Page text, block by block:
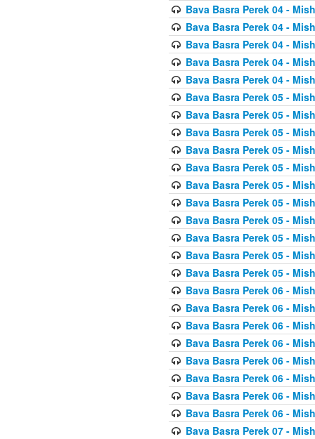
Bava Basra Perek 04 -
Bava Basra Perek 04 -
Bava Basra Perek 04 -
Bava Basra Perek 04 -
Bava Basra Perek 04 -
Bava Basra Perek 05 -
Bava Basra Perek 05 -
Bava Basra Perek 05 -
Bava Basra Perek 05 -
Bava Basra Perek 05 -
Bava Basra Perek 05 -
Bava Basra Perek 05 -
Bava Basra Perek 05 -
Bava Basra Perek 05 -
Bava Basra Perek 05 -
Bava Basra Perek 05 -
Bava Basra Perek 06 -
Bava Basra Perek 06 -
Bava Basra Perek 06 -
Bava Basra Perek 06 -
Bava Basra Perek 06 -
Bava Basra Perek 06 -
Bava Basra Perek 06 -
Bava Basra Perek 06 -
Bava Basra Perek 07 -